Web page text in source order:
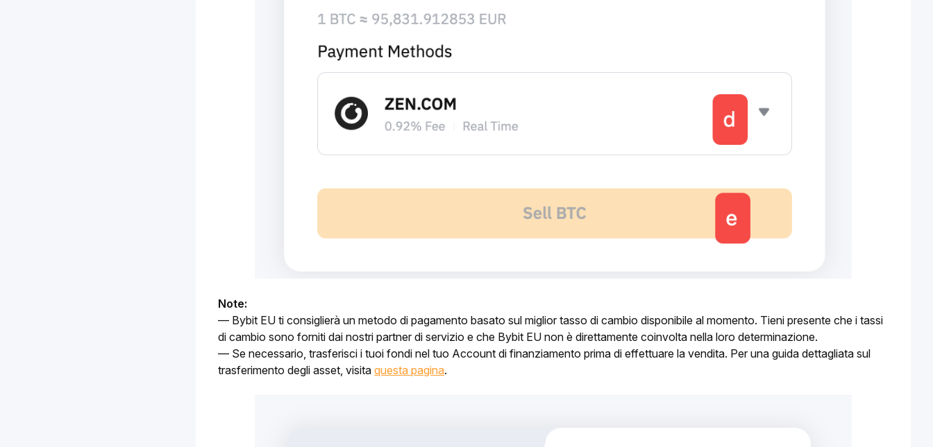
Note:
— Bybit EU ti consiglierà un metodo di pagamento basato sul miglior tasso di cambio disponibile al momento. Tieni presente che i tassi
di cambio sono forniti dai nostri partner di servizio e che Bybit EU non è direttamente coinvolta nella loro determinazione.
— Se necessario, trasferisci i tuoi fondi nel tuo Account di finanziamento prima di effettuare la vendita. Per una guida dettagliata sul
trasferimento degli asset, visita questa pagina.